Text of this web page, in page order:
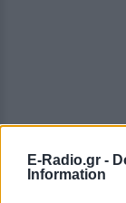
E-Radio.gr -
Information